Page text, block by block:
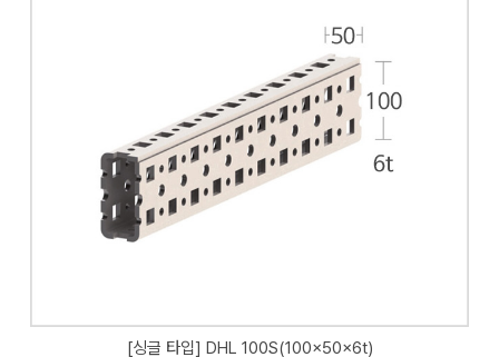
[싱글 타입] DHL 100S(100x50x6t)